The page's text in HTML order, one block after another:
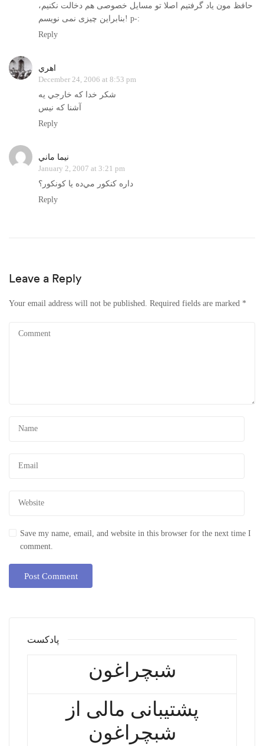
حافظ مون یاد گرفتیم اصلا تو مسایل خصوصی هم دخالت نکنیم،
بنابراین چیزی نمی نویسم! p-:
Reply
اهري
December 24, 2006 at 8:53 pm
شكر خدا كه خارجي يه
آشنا كه نيس
Reply
نيما ماني
January 2, 2007 at 3:21 pm
داره كنكور مي‌ده يا كونكور؟
Reply
Leave a Reply
Your email address will not be published. Required fields are marked *
Save my name, email, and website in this browser for the next time I
comment.
پادکست
شبچراغون
پشتیبانی مالی از
شبچراغون